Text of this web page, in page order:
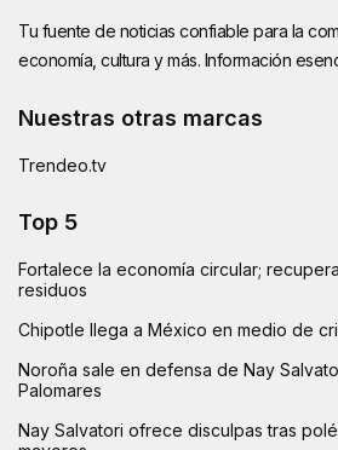
Tu fuente de noticias confiable para la
economía, cultura y más. Información
Nuestras otras marcas
Trendeo.tv
Top 5
Fortalece la economía circular;
residuos
Chipotle llega a México en medio de
Noroña sale en defensa de Nay
Palomares
Nay Salvatori ofrece disculpas tras